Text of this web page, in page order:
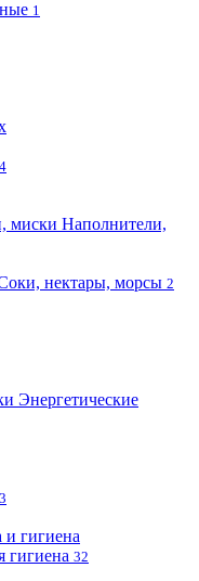
1
Наполнители,
нектары, морсы 2
Энергетические
3
и гигиена
гигиена 32